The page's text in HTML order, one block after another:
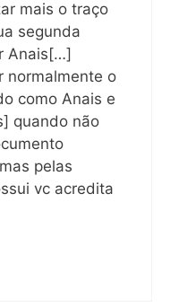
mais o traço
segunda
Anais[…]
normalmente o
como Anais e
quando não
pelas
vc acredita